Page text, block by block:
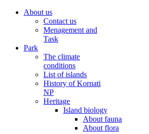
About us
Contact us
Menagement and
Task
Park
The climate
conditions
List of islands
History of Kornati
NP
Heritage
Island biology
About fauna
About flora